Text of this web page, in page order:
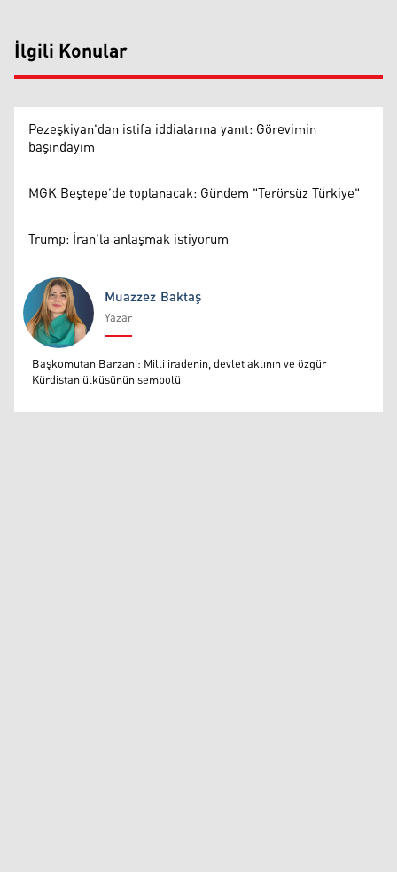
İlgili Konular
Pezeşkiyan'dan istifa iddialarına yanıt: Görevimin
başındayım
MGK Beştepe’de toplanacak: Gündem "Terörsüz Türkiye"
Trump: İran’la anlaşmak istiyorum
Muazzez Baktaş
Muazzez Baktaş
Yazar
Başkomutan Barzani: Milli iradenin, devlet aklının ve özgür
Kürdistan ülküsünün sembolü